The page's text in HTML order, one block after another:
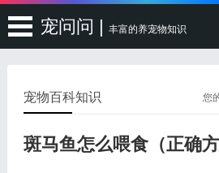
宠问问 | 丰富的养宠物知识
您
宠物百科知识
斑马鱼怎么喂食（正确方